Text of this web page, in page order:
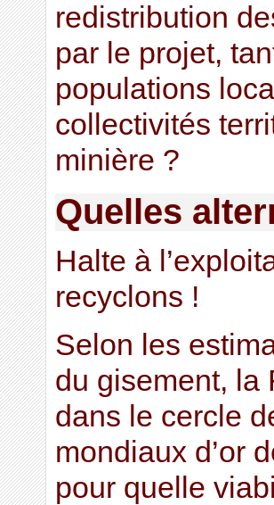
redistribution
par le projet,
populations
collectivités
minière ?
Quelles
Halte à
recyclons !
Selon les
du gisement, la
dans le cercle
mondiaux d’or
pour quelle